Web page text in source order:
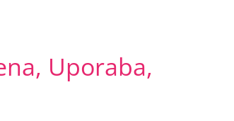
Uporaba,